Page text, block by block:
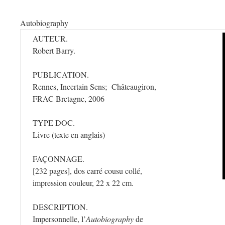
Autobiography
AUTEUR.
Robert Barry.
PUBLICATION.
Rennes, Incertain Sens; Châteaugiron,
FRAC Bretagne, 2006
TYPE DOC.
Livre (texte en anglais)
FAÇONNAGE.
[232 pages], dos carré cousu collé,
impression couleur, 22 x 22 cm.
DESCRIPTION.
Impersonnelle, l’Autobiographyde